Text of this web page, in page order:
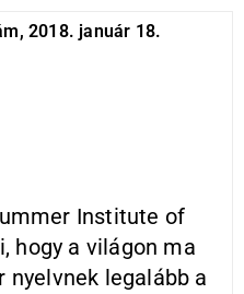
2018. január 18.
Institute of
hogy a világon ma
legalább a